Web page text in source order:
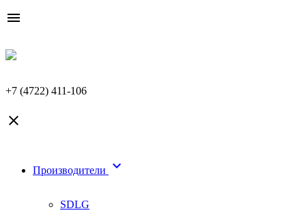

+7 (4722) 411-106

Производители 
SDLG